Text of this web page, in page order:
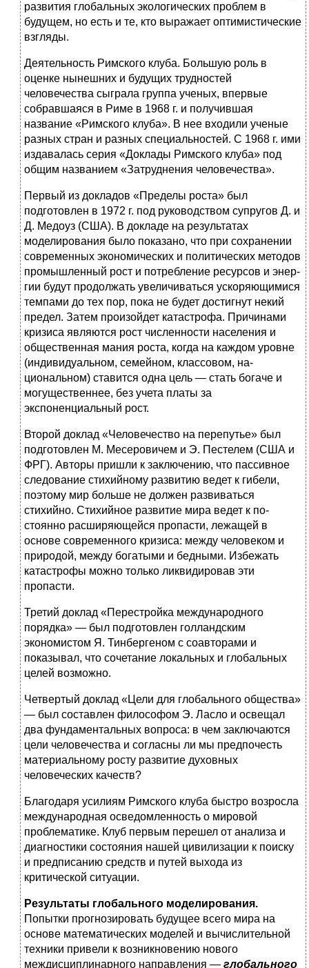
развития глобальных эколо­гических проблем в
будущем, но есть и те, кто выражает опти­мистические
взгляды.
Деятельность Римского клуба. Большую роль в
оценке ны­нешних и будущих трудностей
человечества сыграла группа ученых, впервые
собравшаяся в Риме в 1968 г. и получившая
название «Римского клуба». В нее входили ученые
разных стран и разных специальностей. С 1968 г. ими
издавалась серия «Док­лады Римского клуба» под
общим названием «Затруднения человечества».
Первый из докладов «Пределы роста» был
подготовлен в 1972 г. под руководством супругов Д. и
Д. Медоуз (США). В докладе на результатах
моделирования было показано, что при сохранении
современных экономических и политических методов
промышленный рост и потребление ресурсов и энер­
гии будут продолжать увеличиваться ускоряющимися
темпа­ми до тех пор, пока не будет достигнут некий
предел. Затем произойдет катастрофа. Причинами
кризиса являются рост чис­ленности населения и
общественная мания роста, когда на каждом уровне
(индивидуальном, семейном, классовом, на­
циональном) ставится одна цель — стать богаче и
могуще­ственнее, без учета платы за
экспоненциальный рост.
Второй доклад «Человечество на перепутье» был
подготов­лен М. Месеровичем и Э. Пестелем (США и
ФРГ). Авторы пришли к заключению, что пассивное
следование стихийно­му развитию ведет к гибели,
поэтому мир больше не должен развиваться
стихийно. Стихийное развитие мира ведет к по­
стоянно расширяющейся пропасти, лежащей в
основе совре­менного кризиса: между человеком и
природой, между бога­тыми и бедными. Избежать
катастрофы можно только ликви­дировав эти
пропасти.
Третий доклад «Перестройка международного
порядка» — был подготовлен голландским
экономистом Я. Тинбергеном с соавторами и
показывал, что сочетание локальных и глобаль­ных
целей возможно.
Четвертый доклад «Цели для глобального общества»
— был составлен философом Э. Ласло и освещал
два фундаменталь­ных вопроса: в чем заключаются
цели человечества и соглас­ны ли мы предпочесть
материальному росту развитие духов­ных
человеческих качеств?
Благодаря усилиям Римского клуба быстро возросла
меж­дународная осведомленность о мировой
проблематике. Клуб первым перешел от анализа и
диагностики состояния нашей цивилизации к поиску
и предписанию средств и путей выхода из
критической ситуации.
Результаты глобального моделирования.
Попытки прогнози­ровать будущее всего мира на
основе математических моделей и вычислительной
техники привели к возникновению нового
междисциплинарного направления — глобального